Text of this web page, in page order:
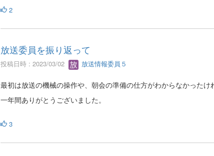
2
放送委員を振り返って
投稿日時 : 2023/03/02 放送情報委員５
最初は放送の機械の操作や、朝会の準備の仕方がわからなかった
一年間ありがとうございました。
3